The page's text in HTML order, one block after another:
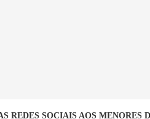
REDES SOCIAIS AOS MENORES